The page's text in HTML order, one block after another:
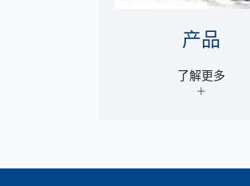
产品
了解更多